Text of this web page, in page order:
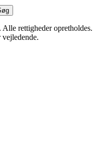
rettigheder opretholdes.